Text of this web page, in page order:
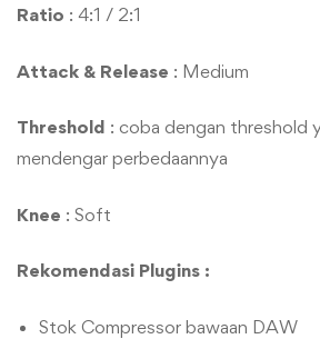
Ratio : 4:1 / 2:1
Attack & Release : Medium
Threshold : coba dengan threshold
mendengar perbedaannya
Knee : Soft
Rekomendasi Plugins :
Stok Compressor bawaan DAW